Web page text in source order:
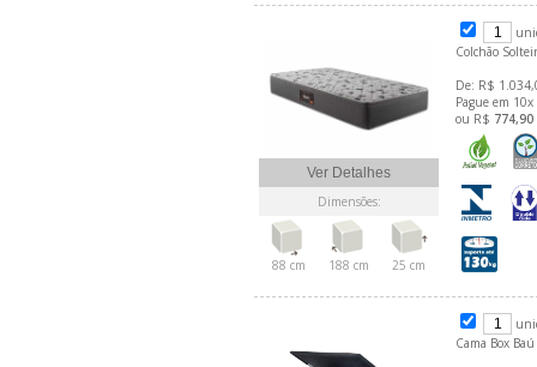
Ver Detalhes
Dimensões:
88 cm 188 cm 25 cm
Colchão
De: R$
Pague em
ou R$ 774,90
Cama Box